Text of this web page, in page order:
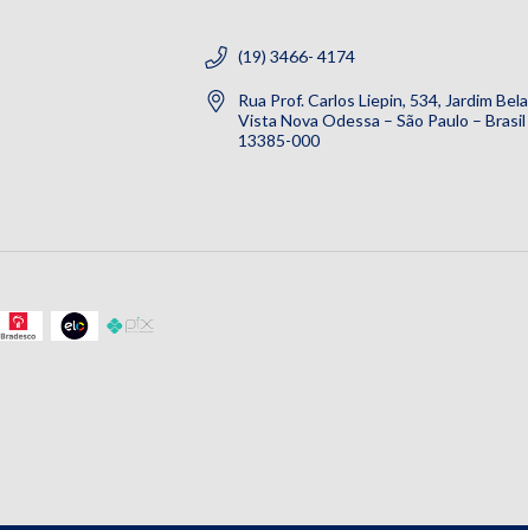
(19) 3466- 4174
Rua Prof. Carlos Liepin, 534, Jardim Bela
Vista Nova Odessa – São Paulo – Brasil
13385-000